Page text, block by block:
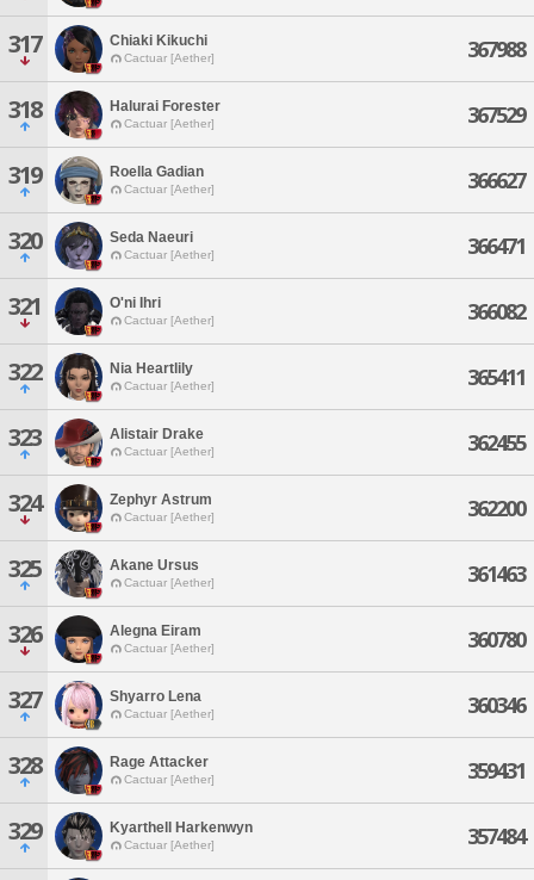
317 Chiaki Kikuchi
Cactuar [Aether] 367988
318 Halurai Forester
Cactuar [Aether] 367529
319 Roella Gadian
Cactuar [Aether] 366627
320 Seda Naeuri
Cactuar [Aether] 366471
321 O'ni Ihri
Cactuar [Aether] 366082
322 Nia Heartlily
Cactuar [Aether] 365411
323 Alistair Drake
Cactuar [Aether] 362455
324 Zephyr Astrum
Cactuar [Aether] 362200
325 Akane Ursus
Cactuar [Aether] 361463
326 Alegna Eiram
Cactuar [Aether] 360780
327 Shyarro Lena
Cactuar [Aether] 360346
328 Rage Attacker
Cactuar [Aether] 359431
329 Kyarthell Harkenwyn
Cactuar [Aether] 357484